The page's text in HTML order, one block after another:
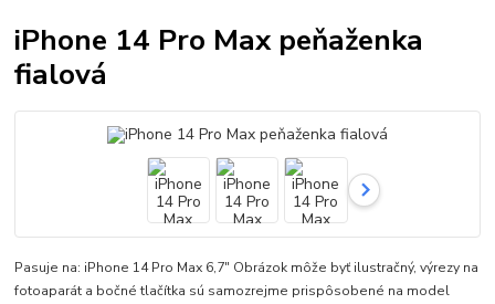
iPhone 14 Pro Max peňaženka
fialová
Pasuje na: iPhone 14 Pro Max 6,7" Obrázok môže byť ilustračný, výrezy na
fotoaparát a bočné tlačítka sú samozrejme prispôsobené na model